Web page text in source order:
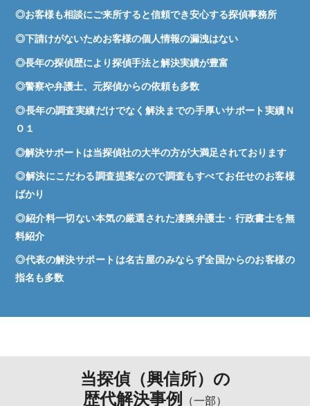
◎お客様も相談にご来所すると信頼でき安心する探偵事務所
◎下請けがないためお客様の個人情報の漏洩はない
◎長年の探偵歴により探偵手法と解決実績が豊富
◎警察や弁護士、元探偵からの依頼も多数
◎長年の調査実績だけでなく解決までの手厚いサポート実績Ｎ
Ｏ１
◎解決サポートは当探偵社の大半の方が大満足されております
◎解決にこだわる調査提案なので調査もすべてお任せのお客様
ばかり
◎紹介料一切ない本気の厳選された凄腕弁護士・行政書士を無
料紹介
◎代表の解決サポートは名古屋のみならず全国からのお客様の
指名も多数
当探偵（興信所）の
歴代解決事例
（一部）